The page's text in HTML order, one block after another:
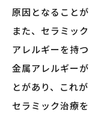
原因となることが
また、セラミッ
アレルギーを持
金属アレルギー
とがあり、これ
セラミック治療